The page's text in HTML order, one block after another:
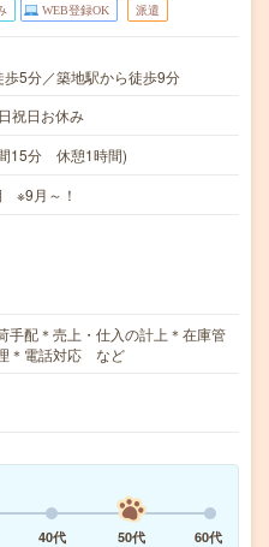
WEB登録OK 派遣
5分／築地駅から徒歩9分
祝日お休み
15分 休憩1時間)
※9月～！
手配＊売上・仕入の計上＊在庫管
＊電話対応 など
40代 50代
60代